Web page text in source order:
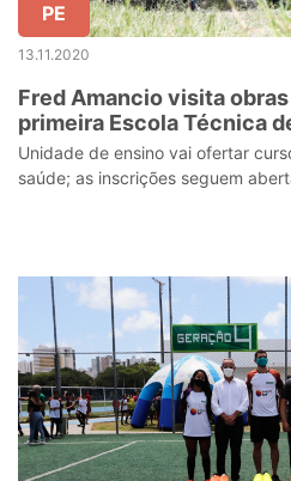
PE
13.11.2020
Fred Amancio visita
primeira Escola Técnica
Unidade de ensino vai ofertar
saúde; as inscrições seguem